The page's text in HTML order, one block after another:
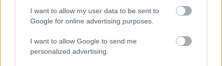
I want to allow my user data to be sent to
Google for online advertising purposes.
I want to allow Google to send me
personalized advertising.
Külön köszönet Sebestyén Rita dramaturgnak,
Vereckei Rita díszlettervezőnek és Bodó Ottó
dramaturgnak az előadás létrejöttében nyújtott
önzetlen segítségükért.